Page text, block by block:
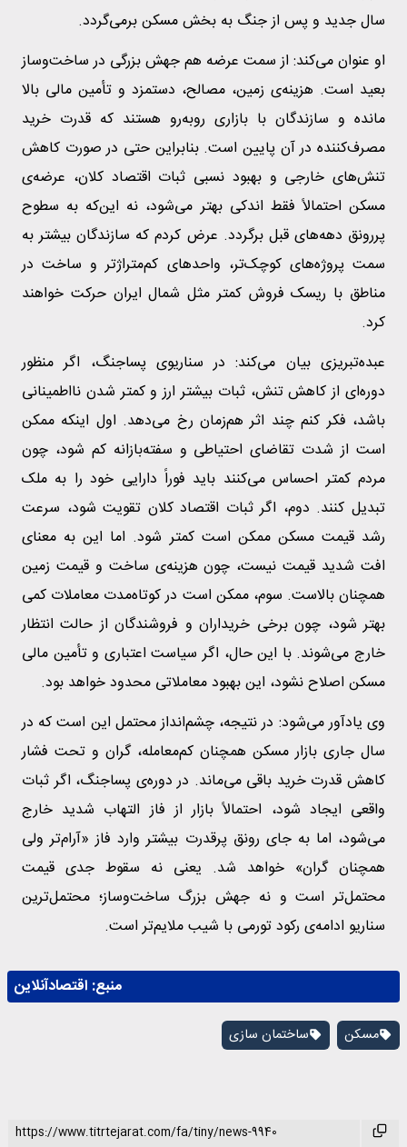
سال جدید و پس از جنگ به بخش مسکن برمی‌گردد.
او عنوان می‌کند: از سمت عرضه هم جهش بزرگی در ساخت‌وساز
بعید است. هزینه‌ی زمین، مصالح، دستمزد و تأمین مالی بالا
مانده و سازندگان با بازاری روبه‌رو هستند که قدرت خرید
مصرف‌کننده در آن پایین است. بنابراین حتی در صورت کاهش
تنش‌های خارجی و بهبود نسبی ثبات اقتصاد کلان، عرضه‌ی
مسکن احتمالاً فقط اندکی بهتر می‌شود، نه این‌که به سطوح
پررونق دهه‌های قبل برگردد. عرض کردم که سازندگان بیشتر به
سمت پروژه‌های کوچک‌تر، واحدهای کم‌متراژتر و ساخت در
مناطق با ریسک فروش کمتر مثل شمال ایران حرکت خواهند
کرد.
عبده‌تبریزی بیان می‌کند: در سناریوی پساجنگ، اگر منظور
دوره‌ای از کاهش تنش، ثبات بیشتر ارز و کمتر شدن نااطمینانی
باشد، فکر کنم چند اثر هم‌زمان رخ می‌دهد. اول اینکه ممکن
است از شدت تقاضای احتیاطی و سفته‌بازانه کم شود، چون
مردم کمتر احساس می‌کنند باید فوراً دارایی خود را به ملک
تبدیل کنند. دوم، اگر ثبات اقتصاد کلان تقویت شود، سرعت
رشد قیمت مسکن ممکن است کمتر شود. اما این به معنای
افت شدید قیمت نیست، چون هزینه‌ی ساخت و قیمت زمین
همچنان بالاست. سوم، ممکن است در کوتاه‌مدت معاملات کمی
بهتر شود، چون برخی خریداران و فروشندگان از حالت انتظار
خارج می‌شوند. با این حال، اگر سیاست اعتباری و تأمین مالی
مسکن اصلاح نشود، این بهبود معاملاتی محدود خواهد بود.
وی یادآور می‌شود: در نتیجه، چشم‌انداز محتمل این است که در
سال جاری بازار مسکن همچنان کم‌معامله، گران و تحت فشار
کاهش قدرت خرید باقی می‌ماند. در دوره‌ی پساجنگ، اگر ثبات
واقعی ایجاد شود، احتمالاً بازار از فاز التهاب شدید خارج
می‌شود، اما به جای رونق پرقدرت بیشتر وارد فاز «آرام‌تر ولی
همچنان گران» خواهد شد. یعنی نه سقوط جدی قیمت
محتمل‌تر است و نه جهش بزرگ ساخت‌وساز؛ محتمل‌ترین
سناریو ادامه‌ی رکود تورمی با شیب ملایم‌تر است.
منبع: اقتصادآنلاین
مسکن ساختمان سازی